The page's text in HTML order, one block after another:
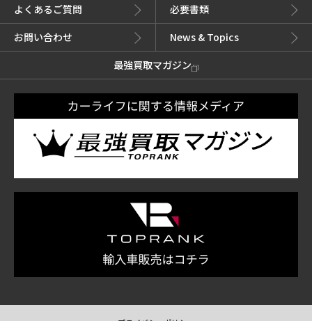
よくあるご質問
必要書類
お問い合わせ
News & Topics
最強買取マガジン